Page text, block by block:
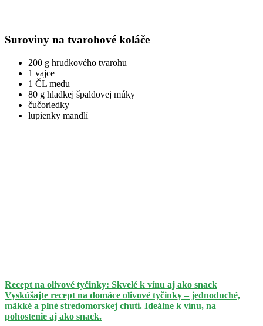
Suroviny na tvarohové koláče
200 g hrudkového tvarohu
1 vajce
1 ČL medu
80 g hladkej špaldovej múky
čučoriedky
lupienky mandlí
Recept na olivové tyčinky: Skvelé k vínu aj ako snack
Vyskúšajte recept na domáce olivové tyčinky – jednoduché,
mäkké a plné stredomorskej chuti. Ideálne k vínu, na
pohostenie aj ako snack.